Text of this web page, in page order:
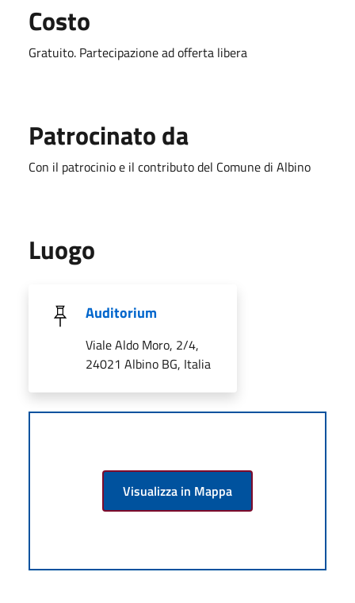
Costo
Gratuito. Partecipazione ad offerta libera
Patrocinato da
Con il patrocinio e il contributo del Comune di Albino
Luogo
Auditorium
Viale Aldo Moro, 2/4,
24021 Albino BG, Italia
Visualizza in Mappa